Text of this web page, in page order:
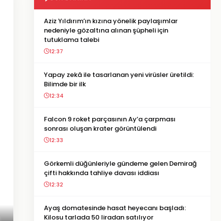
Aziz Yıldırım’ın kızına yönelik paylaşımlar
nedeniyle gözaltına alınan şüpheli için
tutuklama talebi
12:37
Yapay zekâ ile tasarlanan yeni virüsler üretildi:
Bilimde bir ilk
12:34
Falcon 9 roket parçasının Ay’a çarpması
sonrası oluşan krater görüntülendi
12:33
Görkemli düğünleriyle gündeme gelen Demirağ
çifti hakkında tahliye davası iddiası
12:32
Ayaş domatesinde hasat heyecanı başladı:
Kilosu tarlada 50 liradan satılıyor